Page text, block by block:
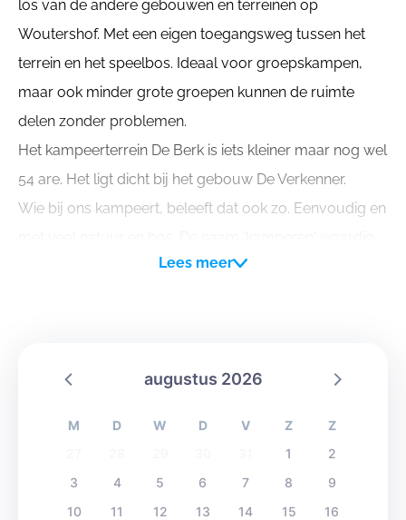
los van de andere gebouwen en terreinen op
Woutershof. Met een eigen toegangsweg tussen het
terrein en het speelbos. Ideaal voor groepskampen,
maar ook minder grote groepen kunnen de ruimte
delen zonder problemen.
Het kampeerterrein De Berk is iets kleiner maar nog wel
54 are. Het ligt dicht bij het gebouw De Verkenner.
Wie bij ons kampeert, beleeft dat ook zo. Eenvoudig en
Voor de nodige was en plas is er een sanitair blok op
Lees meer
augustus 2026
M D W D V Z
Z
1
2
3
4 5 6 7 8
9
10
11 12 13 14 15
16